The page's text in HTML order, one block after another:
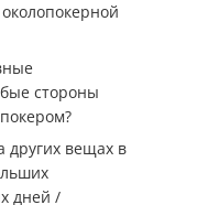
стороны
других вещах в
дней /